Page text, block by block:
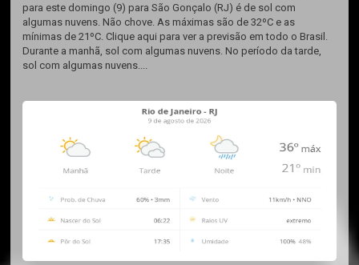
para este domingo (9) para São Gonçalo (RJ) é de sol com
algumas nuvens. Não chove. As máximas são de 32ºC e as
mínimas de 21ºC. Clique aqui para ver a previsão em todo o Brasil.
Durante a manhã, sol com algumas nuvens. No período da tarde,
sol com algumas nuvens....